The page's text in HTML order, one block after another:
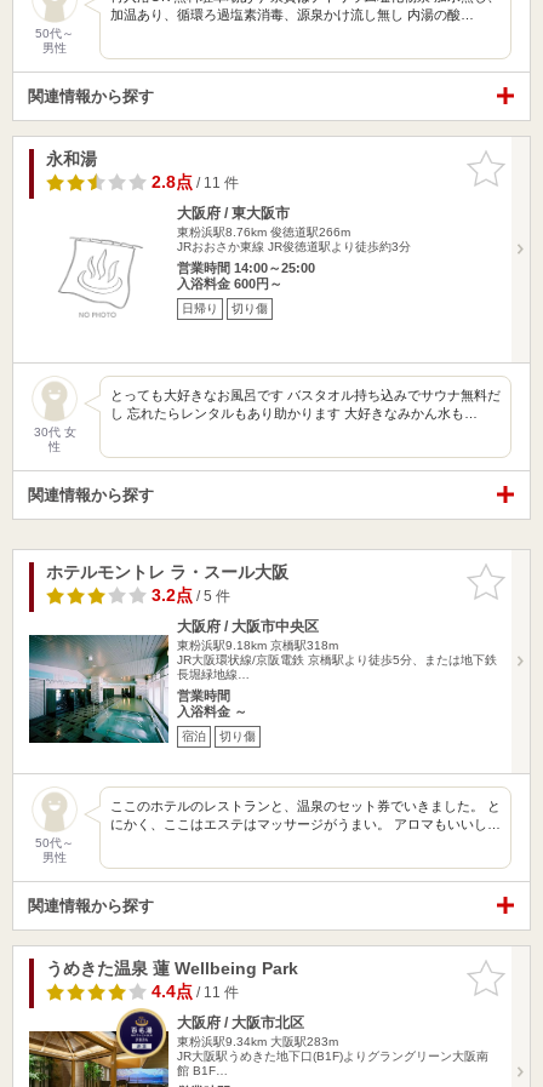
50代～
男性
加温あり、循環ろ過塩素消毒、源泉かけ流し無し 内湯の酸…
関連情報から探す
お気に入
りに追加
永和湯
2.8点/ 11 件
大阪府 / 東大阪市
東粉浜駅8.76km 俊徳道駅266m
JRおおさか東線 JR俊徳道駅より徒歩約3分
営業時間 14:00～25:00
入浴料金 600円～
日帰り 切り傷
30代 女
性
とっても大好きなお風呂です バスタオル持ち込みでサウナ無料だ
し 忘れたらレンタルもあり助かります 大好きなみかん水も…
関連情報から探す
お気に入
りに追加
ホテルモントレ ラ・スール大阪
3.2点/ 5 件
大阪府 / 大阪市中央区
東粉浜駅9.18km 京橋駅318m
JR大阪環状線/京阪電鉄 京橋駅より徒歩5分、または地下鉄
長堀緑地線…
営業時間
入浴料金 ～
宿泊 切り傷
50代～
男性
ここのホテルのレストランと、温泉のセット券でいきました。 と
にかく、ここはエステはマッサージがうまい。 アロマもいいし…
関連情報から探す
お気に入
りに追加
うめきた温泉 蓮 Wellbeing Park
4.4点/ 11 件
大阪府 / 大阪市北区
東粉浜駅9.34km 大阪駅283m
JR大阪駅うめきた地下口(B1F)よりグラングリーン大阪南
館 B1F…